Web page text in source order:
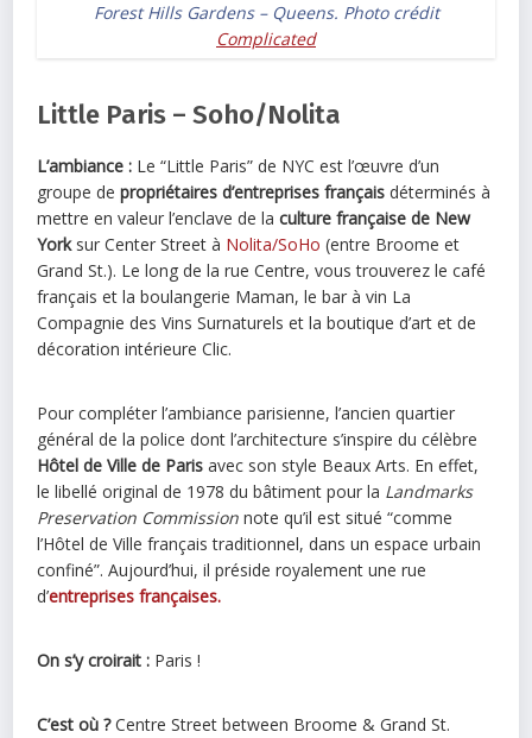
Forest Hills Gardens – Queens. Photo crédit
Complicated
Little Paris – Soho/Nolita
L’ambiance : Le “Little Paris” de NYC est l’œuvre d’un
groupe depropriétaires d’entreprises français déterminés à
mettre en valeur l’enclave de laculture française de New
Yorksur Center Street à Nolita/SoHo (entre Broome et
Grand St.). Le long de la rue Centre, vous trouverez le café
français et la boulangerie Maman, le bar à vin La
Compagnie des Vins Surnaturels et la boutique d’art et de
décoration intérieure Clic.
Pour compléter l’ambiance parisienne, l’ancien quartier
général de la police dont l’architecture s’inspire du célèbre
Hôtel de Ville de Paris avec son style Beaux Arts. En effet,
le libellé original de 1978 du bâtiment pour la Landmarks
Preservation Commission note qu’il est situé “comme
l’Hôtel de Ville français traditionnel, dans un espace urbain
confiné”. Aujourd’hui, il préside royalement une rue
d’entreprises françaises.
On s’y croirait : Paris !
C’est où ?Centre Street between Broome & Grand St.